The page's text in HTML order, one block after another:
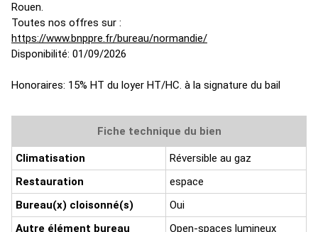
Rouen.
Toutes nos offres sur :
https://www.bnppre.fr/bureau/normandie/
Disponibilité: 01/09/2026
Honoraires: 15% HT du loyer HT/HC. à la signature du bail
Fiche technique du bien
Climatisation
Réversible au gaz
Restauration
espace
Bureau(x) cloisonné(s)
Oui
Autre élément bureau
Open-spaces lumineux